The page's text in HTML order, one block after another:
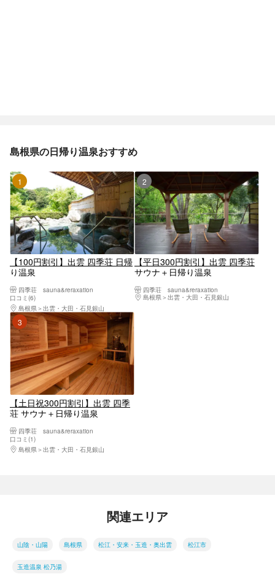
島根県の日帰り温泉おすすめ
【100円割引】出雲 四季荘 日帰
り温泉
四季荘 sauna&reraxation
口コミ(6)
島根県
出雲・大田・石見銀山
【平日300円割引】出雲 四季荘
サウナ＋日帰り温泉
四季荘 sauna&reraxation
島根県
出雲・大田・石見銀山
3位
【土日祝300円割引】出雲 四季
荘 サウナ＋日帰り温泉
四季荘 sauna&reraxation
口コミ(1)
島根県
出雲・大田・石見銀山
関連エリア
山陰・山陽 島根県 松江・安来・玉造・奥出雲 松江市
玉造温泉 松乃湯